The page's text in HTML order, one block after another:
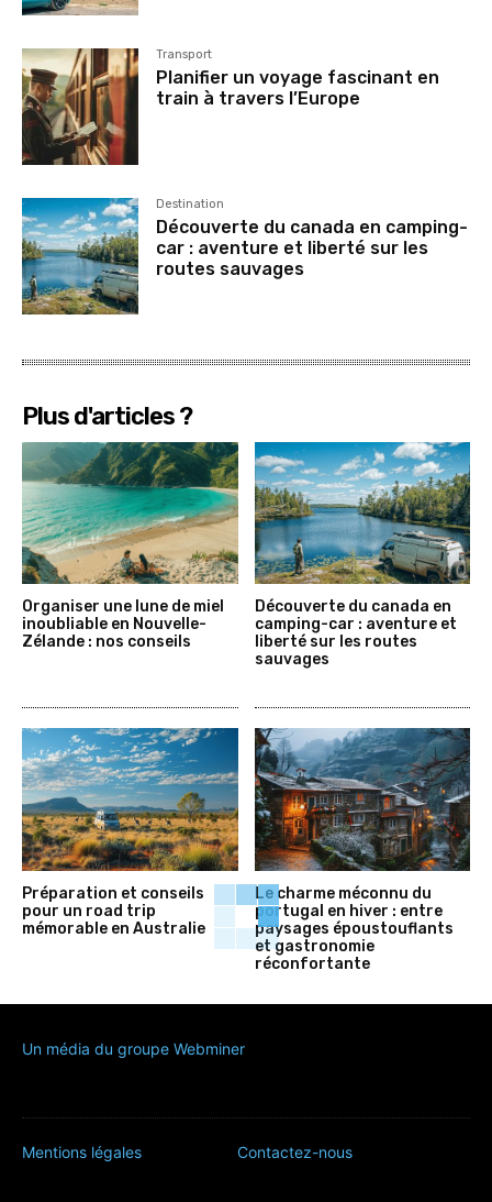
Transport
Planifier un voyage fascinant en
train à travers l’Europe
Destination
Découverte du canada en camping-
car : aventure et liberté sur les
routes sauvages
Plus d'articles ?
Organiser une lune de miel
inoubliable en Nouvelle-
Zélande : nos conseils
Découverte du canada en
camping-car : aventure et
liberté sur les routes
sauvages
Préparation et conseils
pour un road trip
mémorable en Australie
Le charme méconnu du
portugal en hiver : entre
paysages époustouflants
et gastronomie
réconfortante
Un média du groupe Webminer
Mentions légales Contactez-nous